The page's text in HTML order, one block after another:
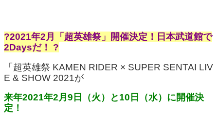
?2021年2月「超英雄祭」開催決定！日本武道館で
2Daysだ！ ?
「超英雄祭 KAMEN RIDER × SUPER SENTAI LIV
E & SHOW 2021が
来年2021年2月9日（火）と10日（水）に開催決
定！